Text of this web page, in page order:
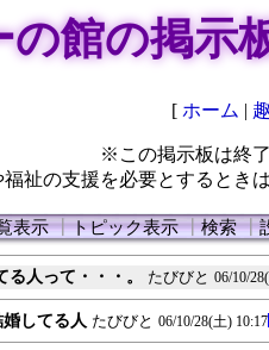
の館の掲示
[ ホーム |
※この掲示板は終
祉の支援を必要とするとき
表示┃トピック表示┃検索┃
人って・・・。 たびびと 06/10/
してる人 たびびと 06/10/28(土) 10:17